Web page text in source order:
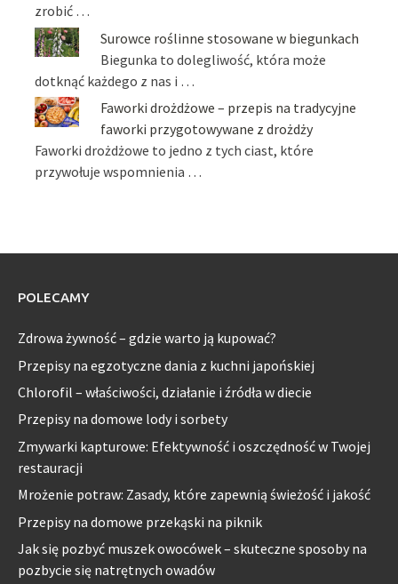
zrobić …
Surowce roślinne stosowane w biegunkach
Biegunka to dolegliwość, która może
dotknąć każdego z nas i …
Faworki drożdżowe – przepis na tradycyjne
faworki przygotowywane z drożdży
Faworki drożdżowe to jedno z tych ciast, które
przywołuje wspomnienia …
POLECAMY
Zdrowa żywność – gdzie warto ją kupować?
Przepisy na egzotyczne dania z kuchni japońskiej
Chlorofil – właściwości, działanie i źródła w diecie
Przepisy na domowe lody i sorbety
Zmywarki kapturowe: Efektywność i oszczędność w Twojej
restauracji
Mrożenie potraw: Zasady, które zapewnią świeżość i jakość
Przepisy na domowe przekąski na piknik
Jak się pozbyć muszek owocówek – skuteczne sposoby na
pozbycie się natrętnych owadów